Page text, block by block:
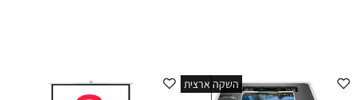
השקה ארצית